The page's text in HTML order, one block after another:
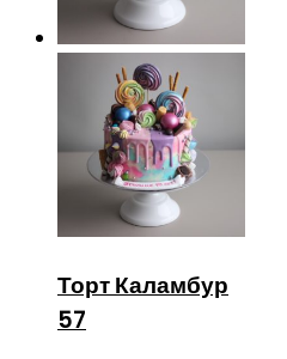
Торт Каламбур
57